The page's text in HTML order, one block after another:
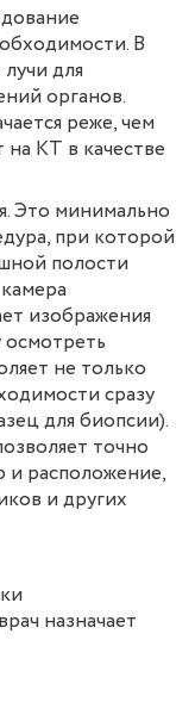
В
для
органов.
реже, чем
КТ в качестве
Это минимально
при которой
полости
изображения
осмотреть
не только
сразу
для биопсии).
точно
и расположение,
и других
назначает